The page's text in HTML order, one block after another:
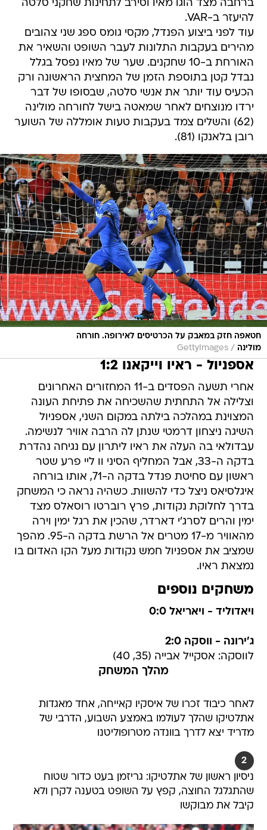
ברחבה מצד הוגו מאיו וסירב לתחינות שחקני סלטה
להיעזר ב-VAR.
עוד לפני ביצוע הפנדל, מקסי גומס ספג שני צהובים
מהירים בעקבות התלונות לעבר השופט והשאיר את
האורחת ב-10 שחקנים. שער של מאיו נפסל בגלל
נבדל קטן בתוספת הזמן של המחצית הראשונה ורק
הכעיס עוד יותר את אנשי סלטה, שבסופו של דבר
ירדו מנוצחים לאחר שמאטה בישל לחורחה מולינה
(62) והשלים צמד בעקבות טעות אומללה של השוער
רובן בלאנקו (81).
חטאפה חזק במאבק על הכרטיסים לאירופה. חורחה
מולינה /
GettyImages
אספניול - ראיו וייקאנו 1:2
אחרי תשעה הפסדים ב-11 המחזורים האחרונים
וצלילה אל התחתית שהשכיחה את פתיחת העונה
המצוינת במהלכה בילתה במקום השני, אספניול
השיגה ניצחון דרמטי שנתן לה הרבה אוויר לנשימה.
עבדולאי בה העלה את ראיו ליתרון עם נגיחה נהדרת
בדקה ה-33, אבל המחליף הסיני וו ליי פרע שטר
ראשון עם סחיטת פנדל בדקה ה-71, אותו בורחה
איגלסיאס ניצל כדי להשוות. כשהיה נראה כי המשחק
בדרך לחלוקת נקודות, פרץ רוברטו רוסאלס מצד
ימין והרים לסרג'י דארדר, שהכין את רגל ימין וירה
מהאוויר מ-17 מטרים אל הרשת בדקה ה-95. מהפך
שמציב את אספניול חמש נקודות מעל הקו האדום בו
נמצאת ראיו.
משחקים נוספים
ויאדוליד - ויאריאל 0:0
ג'ירונה - ווסקה 2:0
לווסקה: אסקייל אבייה (35, 40)
מהלך המשחק
לאחר כיבוד זכרו של איסקיו קאייחה, אחד מאגדות
אתלטיקו שהלך לעולמו באמצע השבוע, הדרבי של
מדריד יצא לדרך בוונדה מטרופוליטנו
2
ניסיון ראשון של אתלטיקו: גריזמן בעט כדור שטוח
שהתגלגל החוצה, קפץ על השופט בטענה לקרן ולא
קיבל את מבוקשו